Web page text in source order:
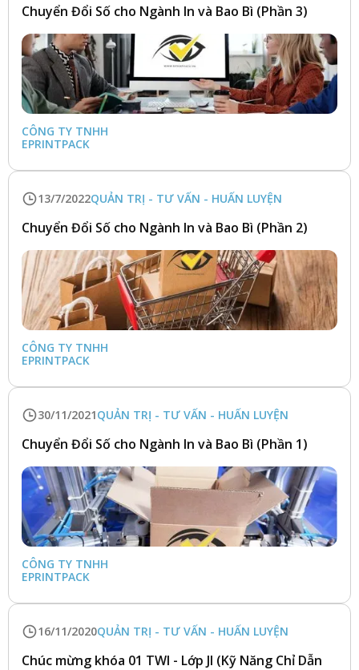
Chuyển Đổi Số cho Ngành In và Bao Bì (Phần 3)
CÔNG TY TNHH
EPRINTPACK
13/7/2022QUẢN TRỊ - TƯ VẤN - HUẤN LUYỆN
Chuyển Đổi Số cho Ngành In và Bao Bì (Phần 2)
CÔNG TY TNHH
EPRINTPACK
30/11/2021QUẢN TRỊ - TƯ VẤN - HUẤN LUYỆN
Chuyển Đổi Số cho Ngành In và Bao Bì (Phần 1)
CÔNG TY TNHH
EPRINTPACK
16/11/2020QUẢN TRỊ - TƯ VẤN - HUẤN LUYỆN
Chúc mừng khóa 01 TWI - Lớp JI (Kỹ Năng Chỉ Dẫn